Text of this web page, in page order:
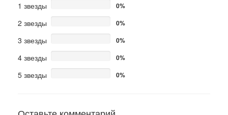
1 звезды
0%
2 звезды 0%
3 звезды 0%
4 звезды 0%
5 звезды 0%